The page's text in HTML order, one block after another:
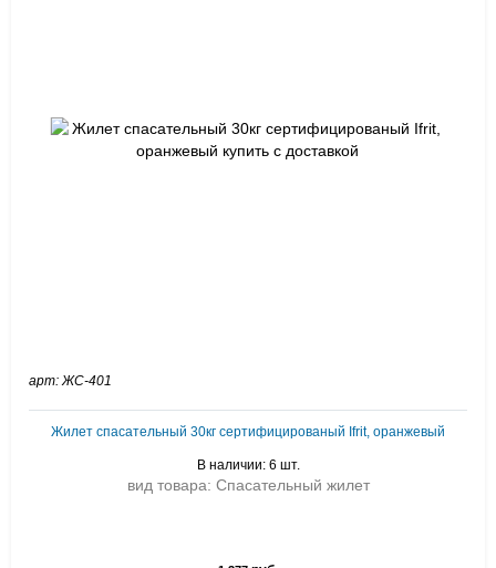
арт: ЖС-401
Жилет спасательный 30кг сертифицированый Ifrit, оранжевый
В наличии: 6 шт.
вид товара: Спасательный жилет